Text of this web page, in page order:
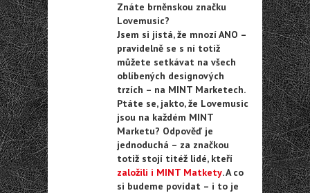
Znáte brněnskou značku
Lovemusic?
Jsem si jistá, že mnozí ANO –
pravidelně se s ní totiž
můžete setkávat na všech
oblíbených designových
trzích – na MINT Marketech.
Ptáte se, jakto, že Lovemusic
jsou na každém MINT
Marketu? Odpověď je
jednoduchá – za značkou
totiž stojí titéž lidé, kteří
založili i MINT Matkety. A co
si budeme povídat – i to je